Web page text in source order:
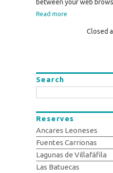
between your web
Read more
Closed
Search
Reserves
Ancares Leoneses
Fuentes Carrionas
Lagunas de Villafáfila
Las Batuecas